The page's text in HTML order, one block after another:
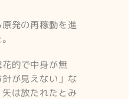
発の再稼動を進
的で中身が無
が見えない」な
は放たれたとみ